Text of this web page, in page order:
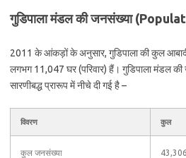
गुडिपाला मंडल की जनसंख्या
2011 के आंकड़ों के अनुसार, गुडिपाला की कुल
लगभग 11,047 घर (परिवार) हैं। गुडिपाला मंडल
सारणीबद्ध प्रारूप में नीचे दी गई है –
विवरण कुल
कुल जनसंख्या 43,306